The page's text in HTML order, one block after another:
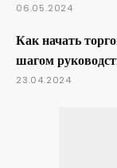
06.05.2024
Как начать
шагом
23.04.2024